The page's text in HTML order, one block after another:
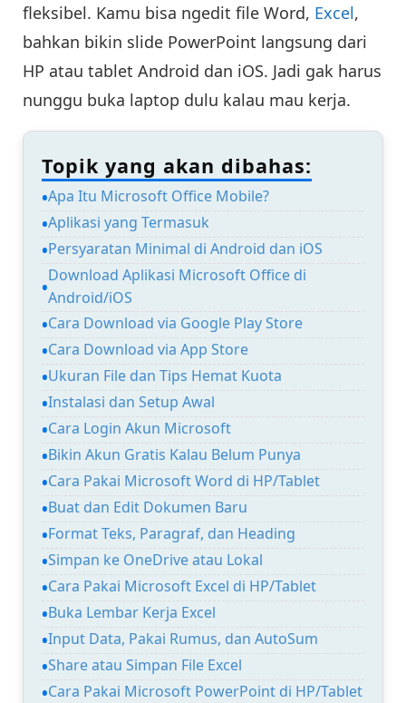
fleksibel. Kamu bisa ngedit file Word, Excel,
bahkan bikin slide PowerPoint langsung dari
HP atau tablet Android dan iOS. Jadi gak harus
nunggu buka laptop dulu kalau mau kerja.
Topik yang akan dibahas:
Apa Itu Microsoft Office Mobile?
Aplikasi yang Termasuk
Persyaratan Minimal di Android dan iOS
Download Aplikasi Microsoft Office di
Android/iOS
Cara Download via Google Play Store
Cara Download via App Store
Ukuran File dan Tips Hemat Kuota
Instalasi dan Setup Awal
Cara Login Akun Microsoft
Bikin Akun Gratis Kalau Belum Punya
Cara Pakai Microsoft Word di HP/Tablet
Buat dan Edit Dokumen Baru
Format Teks, Paragraf, dan Heading
Simpan ke OneDrive atau Lokal
Cara Pakai Microsoft Excel di HP/Tablet
Buka Lembar Kerja Excel
Input Data, Pakai Rumus, dan AutoSum
Share atau Simpan File Excel
Cara Pakai Microsoft PowerPoint di HP/Tablet